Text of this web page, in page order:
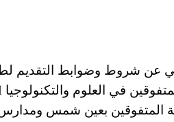
عن شروط وضوابط التقديم